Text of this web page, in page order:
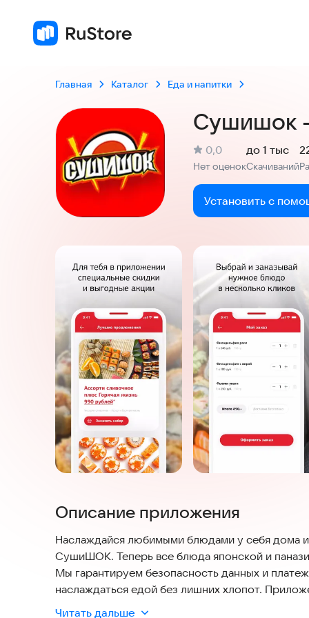
Главная Каталог Еда и напитки
Сушишок -
Рейтинг:
0,0
Нет оценокСкачиваний
до 1 тыс
Установить с
Скриншоты
Описание приложения
Наслаждайся любимыми блюдами у себя дома
СушиШОК. Теперь все блюда японской и
Мы гарантируем безопасность данных и
наслаждаться едой без лишних хлопот.
обеспечивая удобный доступ к меню в любое
Читать дальше